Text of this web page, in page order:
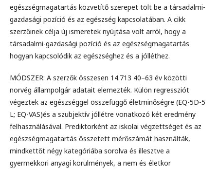
egészségmagatartás közvetítő szerepet tölt be a társadalmi-
gazdasági pozíció és az egészség kapcsolatában. A cikk
szerzőinek célja új ismeretek nyújtása volt arról, hogy a
társadalmi-gazdasági pozíció és az egészségmagatartás
hogyan kapcsolódik az egészséghez és a jólléthez.
MÓDSZER: A szerzők összesen 14.713 40–63 év közötti
norvég állampolgár adatait elemezték. Külön regressziót
végeztek az egészséggel összefüggő életminőségre (EQ-5D-5
L; EQ-VAS)és a szubjektív jóllétre vonatkozó két eredmény
felhasználásával. Prediktorként az iskolai végzettséget és az
egészségmagatartás összetett mérőszámát használták,
mindkettőt négy kategóriába sorolva és illesztve a
gyermekkori anyagi körülmények, a nem és életkor